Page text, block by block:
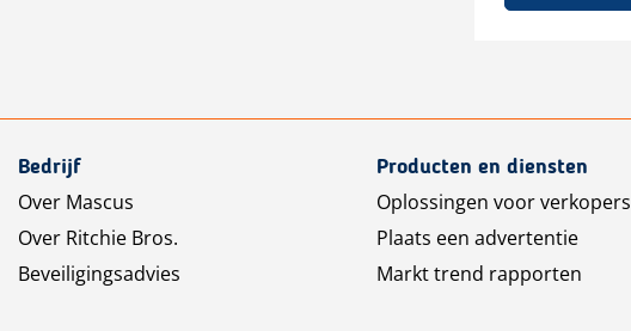
Bedrijf
Over Mascus
Over Ritchie Bros.
Beveiligingsadvies
Producten en diensten
Oplossingen voor verkopers
Plaats een advertentie
Markt trend rapporten